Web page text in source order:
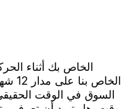
السوق في الوقت